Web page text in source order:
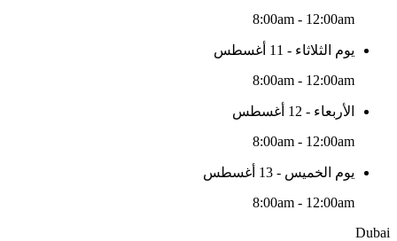
8:00am - 12:00am
يوم الثلاثاء - 11 أغسطس
8:00am - 12:00am
الأربعاء - 12 أغسطس
8:00am - 12:00am
يوم الخميس - 13 أغسطس
8:00am - 12:00am
Dubai